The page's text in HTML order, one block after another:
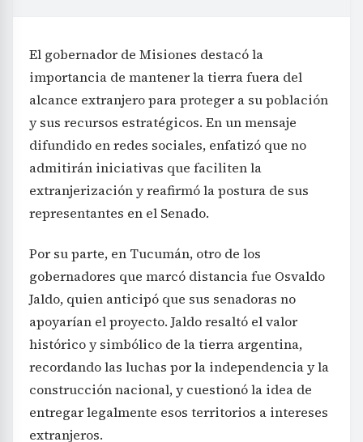
El gobernador de Misiones destacó la
importancia de mantener la tierra fuera del
alcance extranjero para proteger a su población
y sus recursos estratégicos. En un mensaje
difundido en redes sociales, enfatizó que no
admitirán iniciativas que faciliten la
extranjerización y reafirmó la postura de sus
representantes en el Senado.
Por su parte, en Tucumán, otro de los
gobernadores que marcó distancia fue Osvaldo
Jaldo, quien anticipó que sus senadoras no
apoyarían el proyecto. Jaldo resaltó el valor
histórico y simbólico de la tierra argentina,
recordando las luchas por la independencia y la
construcción nacional, y cuestionó la idea de
entregar legalmente esos territorios a intereses
extranjeros.